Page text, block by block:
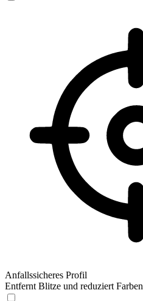
Anfallssicheres Profil
Entfernt Blitze und reduziert Farben